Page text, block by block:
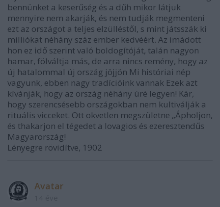
bennünket a keserűség és a dűh mikor látjuk
mennyire nem akarják, és nem tudják megmenteni
ezt az országot a teljes elzülléstől, s mint játsszák ki
milliókat néhány száz ember kedvéért. Az imádott
hon ez idő szerint való boldogítóját, talán nagyon
hamar, fölváltja más, de arra nincs remény, hogy az
új hatalommal új ország jöjjön Mi históriai nép
vagyunk, ebben nagy tradícióink vannak Ezek azt
kívánják, hogy az ország néhány úré legyen! Kár,
hogy szerencsésebb országokban nem kultiválják a
rituális vicceket. Ott okvetlen megszületne „Ápholjon,
és thakarjon el tégedet a lovagios és ezeresztendűs
Magyarország!
Lényegre rövidítve, 1902
Avatar